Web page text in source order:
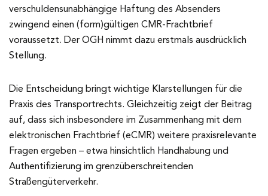
verschuldensunabhängige Haftung des Absenders
zwingend einen (form)gültigen CMR-Frachtbrief
voraussetzt. Der OGH nimmt dazu erstmals ausdrücklich
Stellung.
Die Entscheidung bringt wichtige Klarstellungen für die
Praxis des Transportrechts. Gleichzeitig zeigt der Beitrag
auf, dass sich insbesondere im Zusammenhang mit dem
elektronischen Frachtbrief (eCMR) weitere praxisrelevante
Fragen ergeben – etwa hinsichtlich Handhabung und
Authentifizierung im grenzüberschreitenden
Straßengüterverkehr.